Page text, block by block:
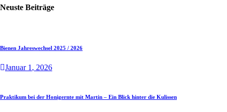
Neuste Beiträge
Bienen Jahreswechsel 2025 / 2026
Januar 1, 2026
Praktikum bei der Honigernte mit Martin – Ein Blick hinter die Kulissen